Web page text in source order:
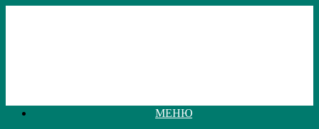
МЕНЮ